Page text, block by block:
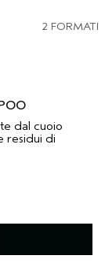
2 FORMATI
dal cuoio
residui di